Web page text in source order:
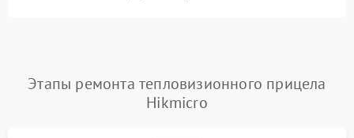
Этапы ремонта тепловизионного прицела
Hikmicro